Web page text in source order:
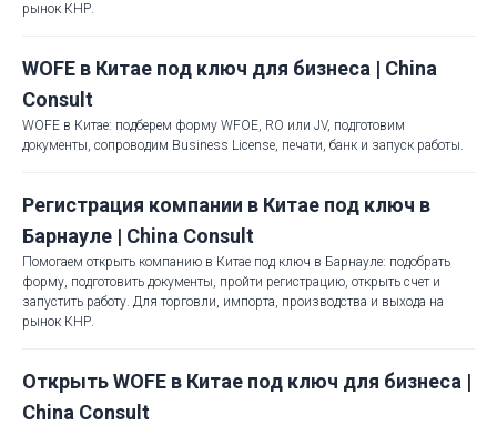
рынок КНР.
WOFE в Китае под ключ для бизнеса | China
Consult
WOFE в Китае: подберем форму WFOE, RO или JV, подготовим
документы, сопроводим Business License, печати, банк и запуск работы.
Регистрация компании в Китае под ключ в
Барнауле | China Consult
Помогаем открыть компанию в Китае под ключ в Барнауле: подобрать
форму, подготовить документы, пройти регистрацию, открыть счет и
запустить работу. Для торговли, импорта, производства и выхода на
рынок КНР.
Открыть WOFE в Китае под ключ для бизнеса |
China Consult